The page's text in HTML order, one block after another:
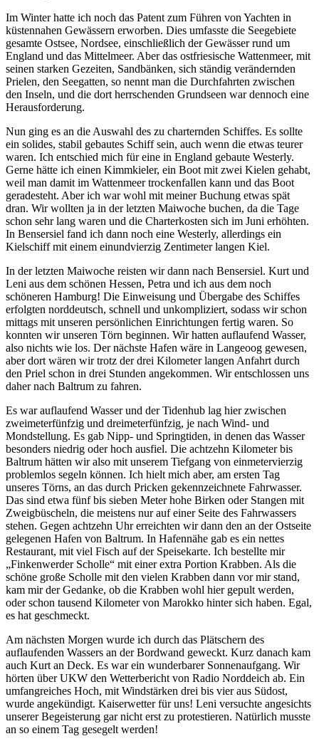
Im Winter hatte ich noch das Patent zum Führen von Yachten in
küstennahen Gewässern erworben. Dies umfasste die Seegebiete
gesamte Ostsee, Nordsee, einschließlich der Gewässer rund um
England und das Mittelmeer. Aber das ostfriesische Wattenmeer, mit
seinen starken Gezeiten, Sandbänken, sich ständig verändernden
Prielen, den Seegatten, so nennt man die Durchfahrten zwischen
den Inseln, und die dort herrschenden Grundseen war dennoch eine
Herausforderung.
Nun ging es an die Auswahl des zu charternden Schiffes. Es sollte
ein solides, stabil gebautes Schiff sein, auch wenn die etwas teurer
waren. Ich entschied mich für eine in England gebaute Westerly.
Gerne hätte ich einen Kimmkieler, ein Boot mit zwei Kielen gehabt,
weil man damit im Wattenmeer trockenfallen kann und das Boot
geradesteht. Aber ich war wohl mit meiner Buchung etwas spät
dran. Wir wollten ja in der letzten Maiwoche buchen, da die Tage
schon sehr lang waren und die Charterkosten sich im Juni erhöhten.
In Bensersiel fand ich dann noch eine Westerly, allerdings ein
Kielschiff mit einem einundvierzig Zentimeter langen Kiel.
In der letzten Maiwoche reisten wir dann nach Bensersiel. Kurt und
Leni aus dem schönen Hessen, Petra und ich aus dem noch
schöneren Hamburg! Die Einweisung und Übergabe des Schiffes
erfolgten norddeutsch, schnell und unkompliziert, sodass wir schon
mittags mit unseren persönlichen Einrichtungen fertig waren. So
konnten wir unseren Törn beginnen. Wir hatten auflaufend Wasser,
also nichts wie los. Der nächste Hafen wäre in Langeoog gewesen,
aber dort wären wir trotz der drei Kilometer langen Anfahrt durch
den Priel schon in drei Stunden angekommen. Wir entschlossen uns
daher nach Baltrum zu fahren.
Es war auflaufend Wasser und der Tidenhub lag hier zwischen
zweimeterfünfzig und dreimeterfünfzig, je nach Wind- und
Mondstellung. Es gab Nipp- und Springtiden, in denen das Wasser
besonders niedrig oder hoch ausfiel. Die achtzehn Kilometer bis
Baltrum hätten wir also mit unserem Tiefgang von einmetervierzig
problemlos segeln können. Ich hielt mich aber, am ersten Tag
unseres Törns, an das durch Pricken gekennzeichnete Fahrwasser.
Das sind etwa fünf bis sieben Meter hohe Birken oder Stangen mit
Zweigbüscheln, die meistens nur auf einer Seite des Fahrwassers
stehen. Gegen achtzehn Uhr erreichten wir dann den an der Ostseite
gelegenen Hafen von Baltrum. In Hafennähe gab es ein nettes
Restaurant, mit viel Fisch auf der Speisekarte. Ich bestellte mir
Finkenwerder Scholle
mit einer extra Portion Krabben. Als die
schöne große Scholle mit den vielen Krabben dann vor mir stand,
kam mir der Gedanke, ob die Krabben wohl hier gepult werden,
oder schon tausend Kilometer von Marokko hinter sich haben. Egal,
es hat geschmeckt.
Am nächsten Morgen wurde ich durch das Plätschern des
auflaufenden Wassers an der Bordwand geweckt. Kurz danach kam
auch Kurt an Deck. Es war ein wunderbarer Sonnenaufgang. Wir
hörten über UKW den Wetterbericht von Radio Norddeich ab. Ein
umfangreiches Hoch, mit Windstärken drei bis vier aus Südost,
wurde angekündigt. Kaiserwetter für uns! Leni versuchte angesichts
unserer Begeisterung gar nicht erst zu protestieren. Natürlich musste
an so einem Tag gesegelt werden!